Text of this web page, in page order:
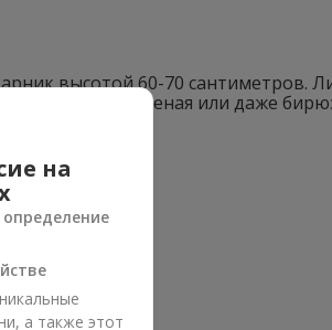
высотой 60-70 сантиметров.
ярко-зеленая или даже
на
а также этот